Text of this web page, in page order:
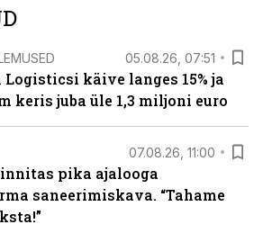
05.08.26, 07:51
Logisticsi käive langes 15% ja
keris juba üle 1,3 miljoni euro
07.08.26, 11:00
pika ajalooga
saneerimiskava. “Tahame